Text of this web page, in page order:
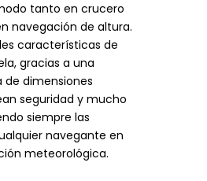
tanto en crucero
navegación de altura.
características de
gracias a una
de dimensiones
seguridad y mucho
siempre las
navegante en
meteorológica.